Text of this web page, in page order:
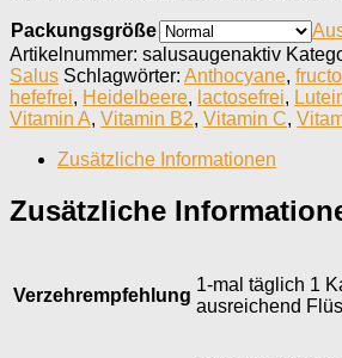
Packungsgröße
Artikelnummer: salusaugenaktiv
Salus Schlagwörter: Anthocyane,
hefefrei, Heidelbeere, lactosefrei,
Vitamin A, Vitamin B2, Vitamin C,
Zusätzliche Informationen
Zusätzliche
Verzehrempfehlung
1-mal täglich 1
ausreichend